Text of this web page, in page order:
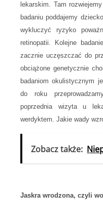
lekarskim. Tam
badaniu poddajemy
wykluczyć ryzyko
retinopatii. Kolejne
zacznie uczęszczać do
obciążone genetycznie
badaniom okulistycznym
do roku
poprzednia wizyta u
werdyktem. Jakie wady
Zobacz także:
Jaskra wrodzona, czyli